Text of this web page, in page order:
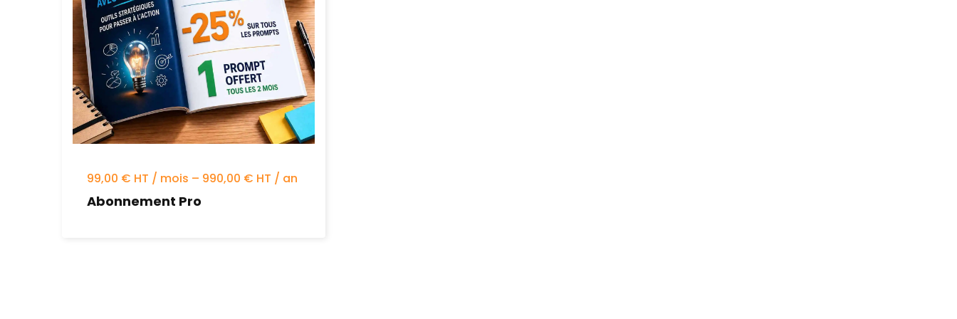
99,00 € HT / mois – 990,00 € HT / an
Abonnement Pro